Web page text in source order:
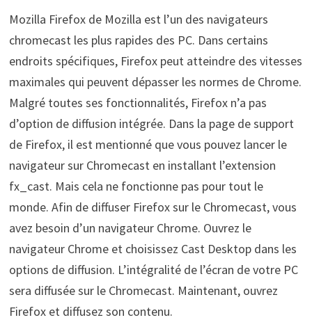
Mozilla Firefox de Mozilla est l’un des navigateurs
chromecast les plus rapides des PC. Dans certains
endroits spécifiques, Firefox peut atteindre des vitesses
maximales qui peuvent dépasser les normes de Chrome.
Malgré toutes ses fonctionnalités, Firefox n’a pas
d’option de diffusion intégrée. Dans la page de support
de Firefox, il est mentionné que vous pouvez lancer le
navigateur sur Chromecast en installant l’extension
fx_cast. Mais cela ne fonctionne pas pour tout le
monde. Afin de diffuser Firefox sur le Chromecast, vous
avez besoin d’un navigateur Chrome. Ouvrez le
navigateur Chrome et choisissez Cast Desktop dans les
options de diffusion. L’intégralité de l’écran de votre PC
sera diffusée sur le Chromecast. Maintenant, ouvrez
Firefox et diffusez son contenu.